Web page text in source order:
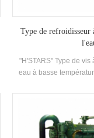
Type de
"H'STARS" Type de
eau à basse
l'industrie
de la capacité de
de la température